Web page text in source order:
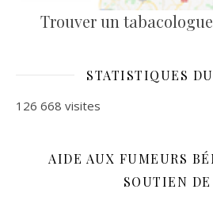
Trouver un tabacologue
STATISTIQUES
126 668 visites
AIDE AUX FUMEURS
SOUTIEN DE